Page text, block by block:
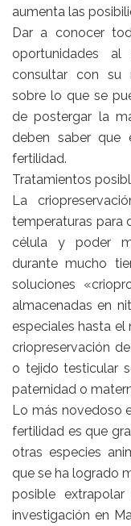
aumenta las
Dar a conocer
oportunidades
consultar con su
sobre lo que se
de postergar la
deben saber que
fertilidad.
Tratamientos
La
temperaturas para
célula y poder
durante mucho
soluciones
almacenadas en
especiales hasta el
criopreservación
o tejido testicular
paternidad o
Lo más novedoso
fertilidad es que
otras especies
que se ha logrado
posible
investigación en